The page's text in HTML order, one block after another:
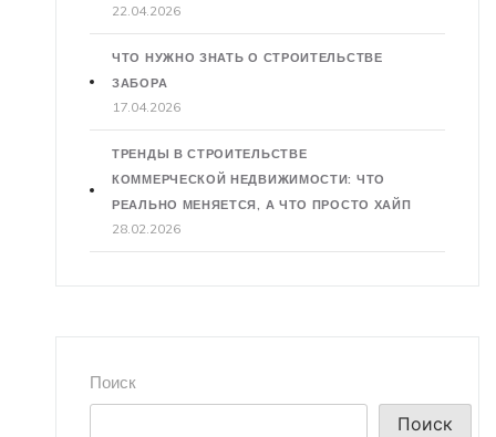
22.04.2026
ЧТО НУЖНО ЗНАТЬ О СТРОИТЕЛЬСТВЕ
ЗАБОРА
17.04.2026
ТРЕНДЫ В СТРОИТЕЛЬСТВЕ
КОММЕРЧЕСКОЙ НЕДВИЖИМОСТИ: ЧТО
РЕАЛЬНО МЕНЯЕТСЯ, А ЧТО ПРОСТО ХАЙП
28.02.2026
Поиск
Поиск